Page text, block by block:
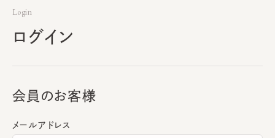
Login
ログイン
会員のお客様
メールアドレス